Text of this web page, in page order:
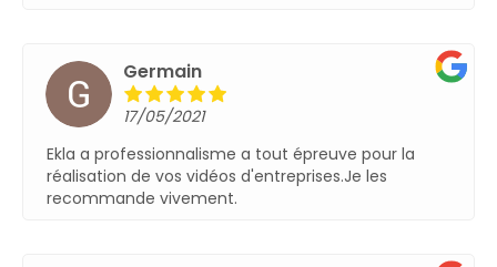
Germain
17/05/2021
Ekla a professionnalisme a tout épreuve pour la
réalisation de vos vidéos d'entreprises.Je les
recommande vivement.